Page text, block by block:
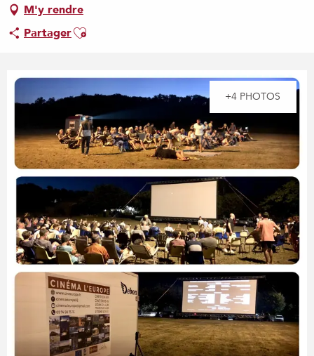
M'y rendre
PartagerAjouter aux favoris
+4 PHOTOS